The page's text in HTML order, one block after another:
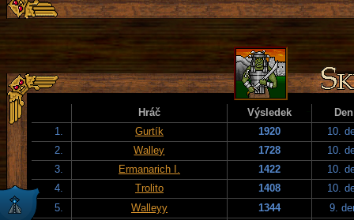
Hráč Výsledek
Den
1.
Gurtík 1920
10.
2.
Walley 1728
10.
3.
Ermanarich I. 1422
10.
4.
Trolito 1408
10.
5.
Walleyy 1344
9.